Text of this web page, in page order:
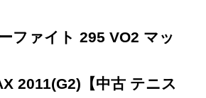
ファイト 295 VO2 マッ
2011(G2)【中古 テニス